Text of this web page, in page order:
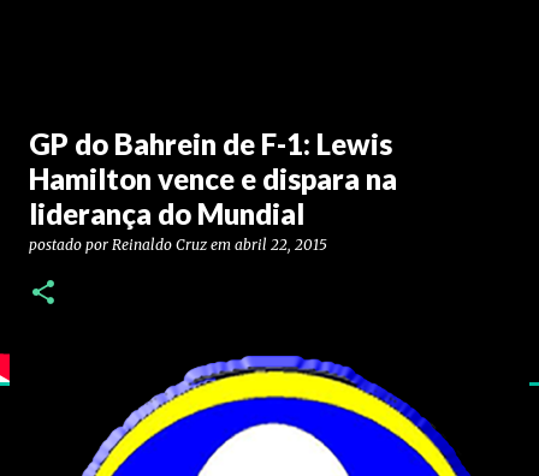
GP do Bahrein de F-1: Lewis
Hamilton vence e dispara na
liderança do Mundial
postado por Reinaldo Cruz em abril 22, 2015